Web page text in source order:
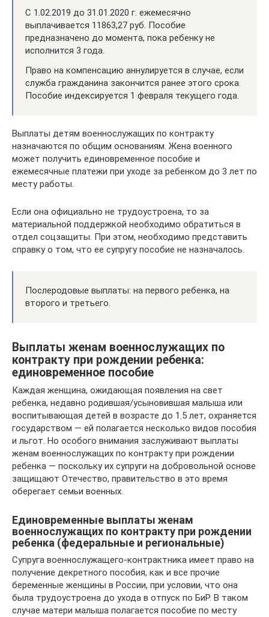
С 1.02.2019 до 31.01.2020 г. ежемесячно
выплачивается 11863,27 руб. Пособие
предназначено до момента, пока ребенку не
исполнится 3 года.
Право на компенсацию аннулируется в случае, если
служба гражданина закончится ранее этого срока.
Пособие индексируется 1 февраля текущего года.
Выплаты детям военнослужащих по контракту
назначаются по общим основаниям. Жена военного
может получить единовременное пособие и
ежемесячные платежи при уходе за ребенком до 3 лет по
месту работы.
Если она официально не трудоустроена, то за
материальной поддержкой необходимо обратиться в
отдел соцзащиты. При этом, необходимо представить
справку о том, что ее супругу пособие не назначалось.
Послеродовые выплаты: на первого ребенка, на
второго и третьего.
Выплаты женам военнослужащих по
контракту при рождении ребенка:
единовременное пособие
Каждая женщина, ожидающая появления на свет
ребенка, недавно родившая/усыновившая малыша или
воспитывающая детей в возрасте до 1.5 лет, охраняется
государством — ей полагается несколько видов пособия
и льгот. Но особого внимания заслуживают выплаты
женам военнослужащих по контракту при рождении
ребенка — поскольку их супруги на добровольной основе
защищают Отечество, правительство в это время
оберегает семьи военных.
Единовременные выплаты женам
военнослужащих по контракту при рождении
ребенка (федеральные и региональные)
Супруга военнослужащего-контрактника имеет право на
получение декретного пособия, как и все прочие
беременные женщины в России, при условии, что она
была трудоустроена до ухода в отпуск по БиР. В таком
случае матери малыша полагается пособие по месту